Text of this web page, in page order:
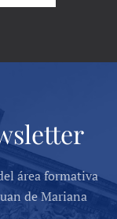
área formativa
de Mariana